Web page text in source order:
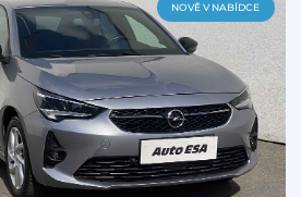
NOVĚ V NABÍDCE